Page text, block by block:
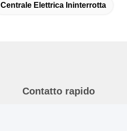
Centrale Elettrica Ininterrotta
Contatto rapido